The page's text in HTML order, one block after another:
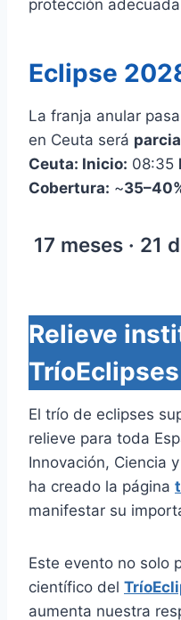
protección
Eclipse
La franja anular
en Ceuta será
Ceuta: Inicio: 08:35
Cobertura: ~
17 meses · 21
Relieve
TríoEclipses
El trío de eclipses
relieve para toda
Innovación, Ciencia
ha creado la página
manifestar su
Este evento no solo
científico del
aumenta nuestra